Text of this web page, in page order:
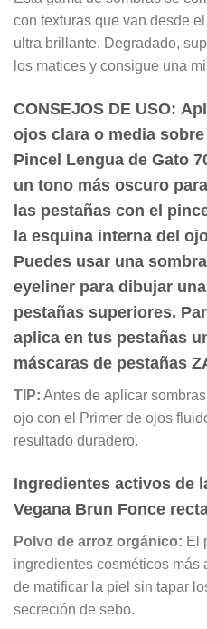
con texturas que van desde
ultra brillante. Degradado,
los matices y consigue una
CONSEJOS DE USO:
ojos clara o media
Pincel Lengua de Gato
un tono más oscuro
las pestañas con el
la esquina interna del
Puedes usar una
eyeliner para dibujar
pestañas superiores.
aplica en tus pestañas
máscaras de pestañas
TIP: Antes de aplicar
ojo con el Primer de ojos
resultado duradero.
Ingredientes activos de
Vegana Brun Fonce
Pol vo de arroz orgánico: El
ingredientes cosméticos más
de matificar la piel sin tapar
secreción de sebo.